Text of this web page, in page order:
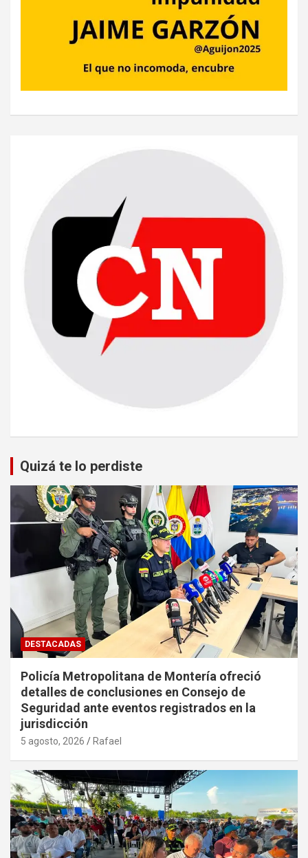
Quizá te lo perdiste
DESTACADAS
Policía Metropolitana de Montería ofreció
detalles de conclusiones en Consejo de
Seguridad ante eventos registrados en la
jurisdicción
5 agosto, 2026 Rafael